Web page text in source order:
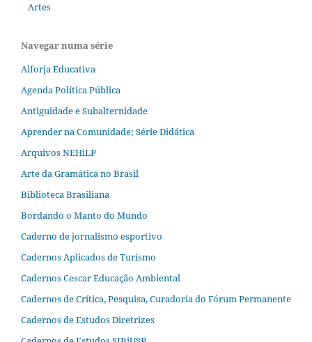
Artes
Navegar numa série
Alforja Educativa
Agenda Política Pública
Antiguidade e Subalternidade
Aprender na Comunidade; Série Didática
Arquivos NEHiLP
Arte da Gramática no Brasil
Biblioteca Brasiliana
Bordando o Manto do Mundo
Caderno de jornalismo esportivo
Cadernos Aplicados de Turismo
Cadernos Cescar Educação Ambiental
Cadernos de Crítica, Pesquisa, Curadoria do Fórum Permanente
Cadernos de Estudos Diretrizes